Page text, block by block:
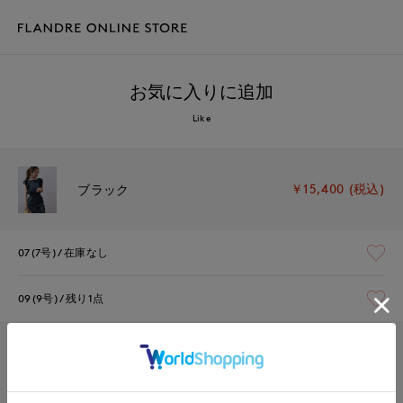
お気に入りに追加
Like
ブラック ￥15,400 (税込)
07(7号) 在庫なし
09(9号) 残り1点